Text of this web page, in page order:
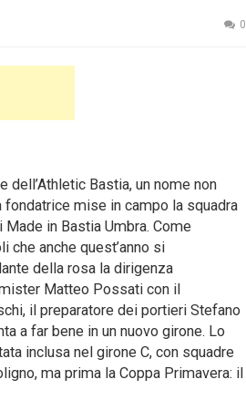
0
dell’Athletic Bastia, un nome non
mise in campo la squadra
in Bastia Umbra. Come
che anche quest’anno si
della rosa la dirigenza
Matteo Possati con il
il preparatore dei portieri Stefano
a far bene in un nuovo girone. Lo
inclusa nel girone C, con squadre
ma prima la Coppa Primavera: il